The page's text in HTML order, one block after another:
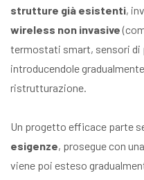
strutture già esistenti,
wireless non invasive
termostati smart, sensori di
introducendole
ristrutturazione.
Un progetto efficace parte
esigenze, prosegue con
viene poi esteso